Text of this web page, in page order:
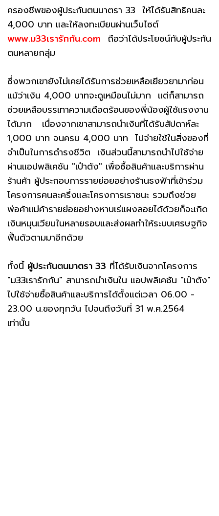
ครองชีพของผู้ประกันตนมาตรา 33 ให้ได้รับสิทธิคนละ
4,000 บาท และให้ลงทะเบียนผ่านเว็บไซต์
www.ม33เรารักกัน.com ถือว่าได้ประโยชน์กับผู้ประกัน
ตนหลายกลุ่ม
ซึ่งพวกเขายังไม่เคยได้รับการช่วยเหลือเยียวยามาก่อน
แม้ว่าเงิน 4,000 บาทจะดูเหมือนไม่มาก แต่ก็สามารถ
ช่วยเหลือบรรเทาความเดือดร้อนของพี่น้องผู้ใช้แรงงาน
ได้มาก เนื่องจากเขาสามารถนำเงินที่ได้รับสัปดาห์ละ
1,000 บาท จนครบ 4,000 บาท ไปจ่ายใช้ในสิ่งของที่
จำเป็นในการดำรงชีวิต เงินส่วนนี้สามารถนำไปใช้จ่าย
ผ่านแอปพลิเคชัน "เป๋าตัง" เพื่อซื้อสินค้าและบริการผ่าน
ร้านค้า ผู้ประกอบการรายย่อยอย่างร้านธงฟ้าที่เข้าร่วม
โครงการคนละครึ่งและโครงการเราชนะ รวมถึงช่วย
พ่อค้าแม่ค้ารายย่อยอย่างหาบเร่แผงลอยได้ด้วยก็จะเกิด
เงินหมุนเวียนในหลายรอบและส่งผลทำให้ระบบเศรษฐกิจ
ฟื้นตัวตามมาอีกด้วย
ทั้งนี้ ผู้ประกันตนมาตรา 33 ที่ได้รับเงินจากโครงการ
"ม33เรารักกัน" สามารถนำเงินใน แอปพลิเคชัน "เป๋าตัง"
ไปใช้จ่ายซื้อสินค้าและบริการได้ตั้งแต่เวลา 06.00 -
23.00 น.ของทุกวัน ไปจนถึงวันที่ 31 พ.ค.2564
เท่านั้น